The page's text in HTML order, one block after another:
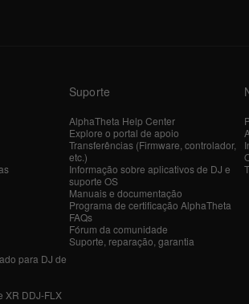
para DJ de
XR DDJ-FLX
Suporte
AlphaTheta Help Center
Explore o portal de apoio
Transferências (Firmware, controlador,
etc.)
Informação sobre aplicativos de DJ e
suporte OS
Manuais e documentação
Programa de certificação AlphaTheta
FAQs
Fórum da comunidade
Suporte, reparação, garantia